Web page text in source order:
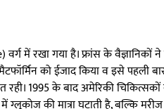
में रखा गया है। फ्रांस के
को ईजाद किया व इसे
1995 के बाद अमेरिकी
की मात्रा घटाती है, बल्कि